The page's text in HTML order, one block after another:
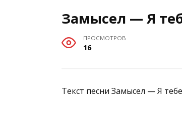
Замысел — Я
ПРОСМОТРОВ
16
Текст песни Замысел — Я